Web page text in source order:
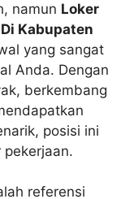
namun Loker
Kabupaten
yang sangat
Anda. Dengan
berkembang
posisi ini
referensi